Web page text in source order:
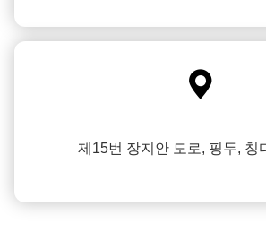

제15번 장지안 도로, 핑두, 칭